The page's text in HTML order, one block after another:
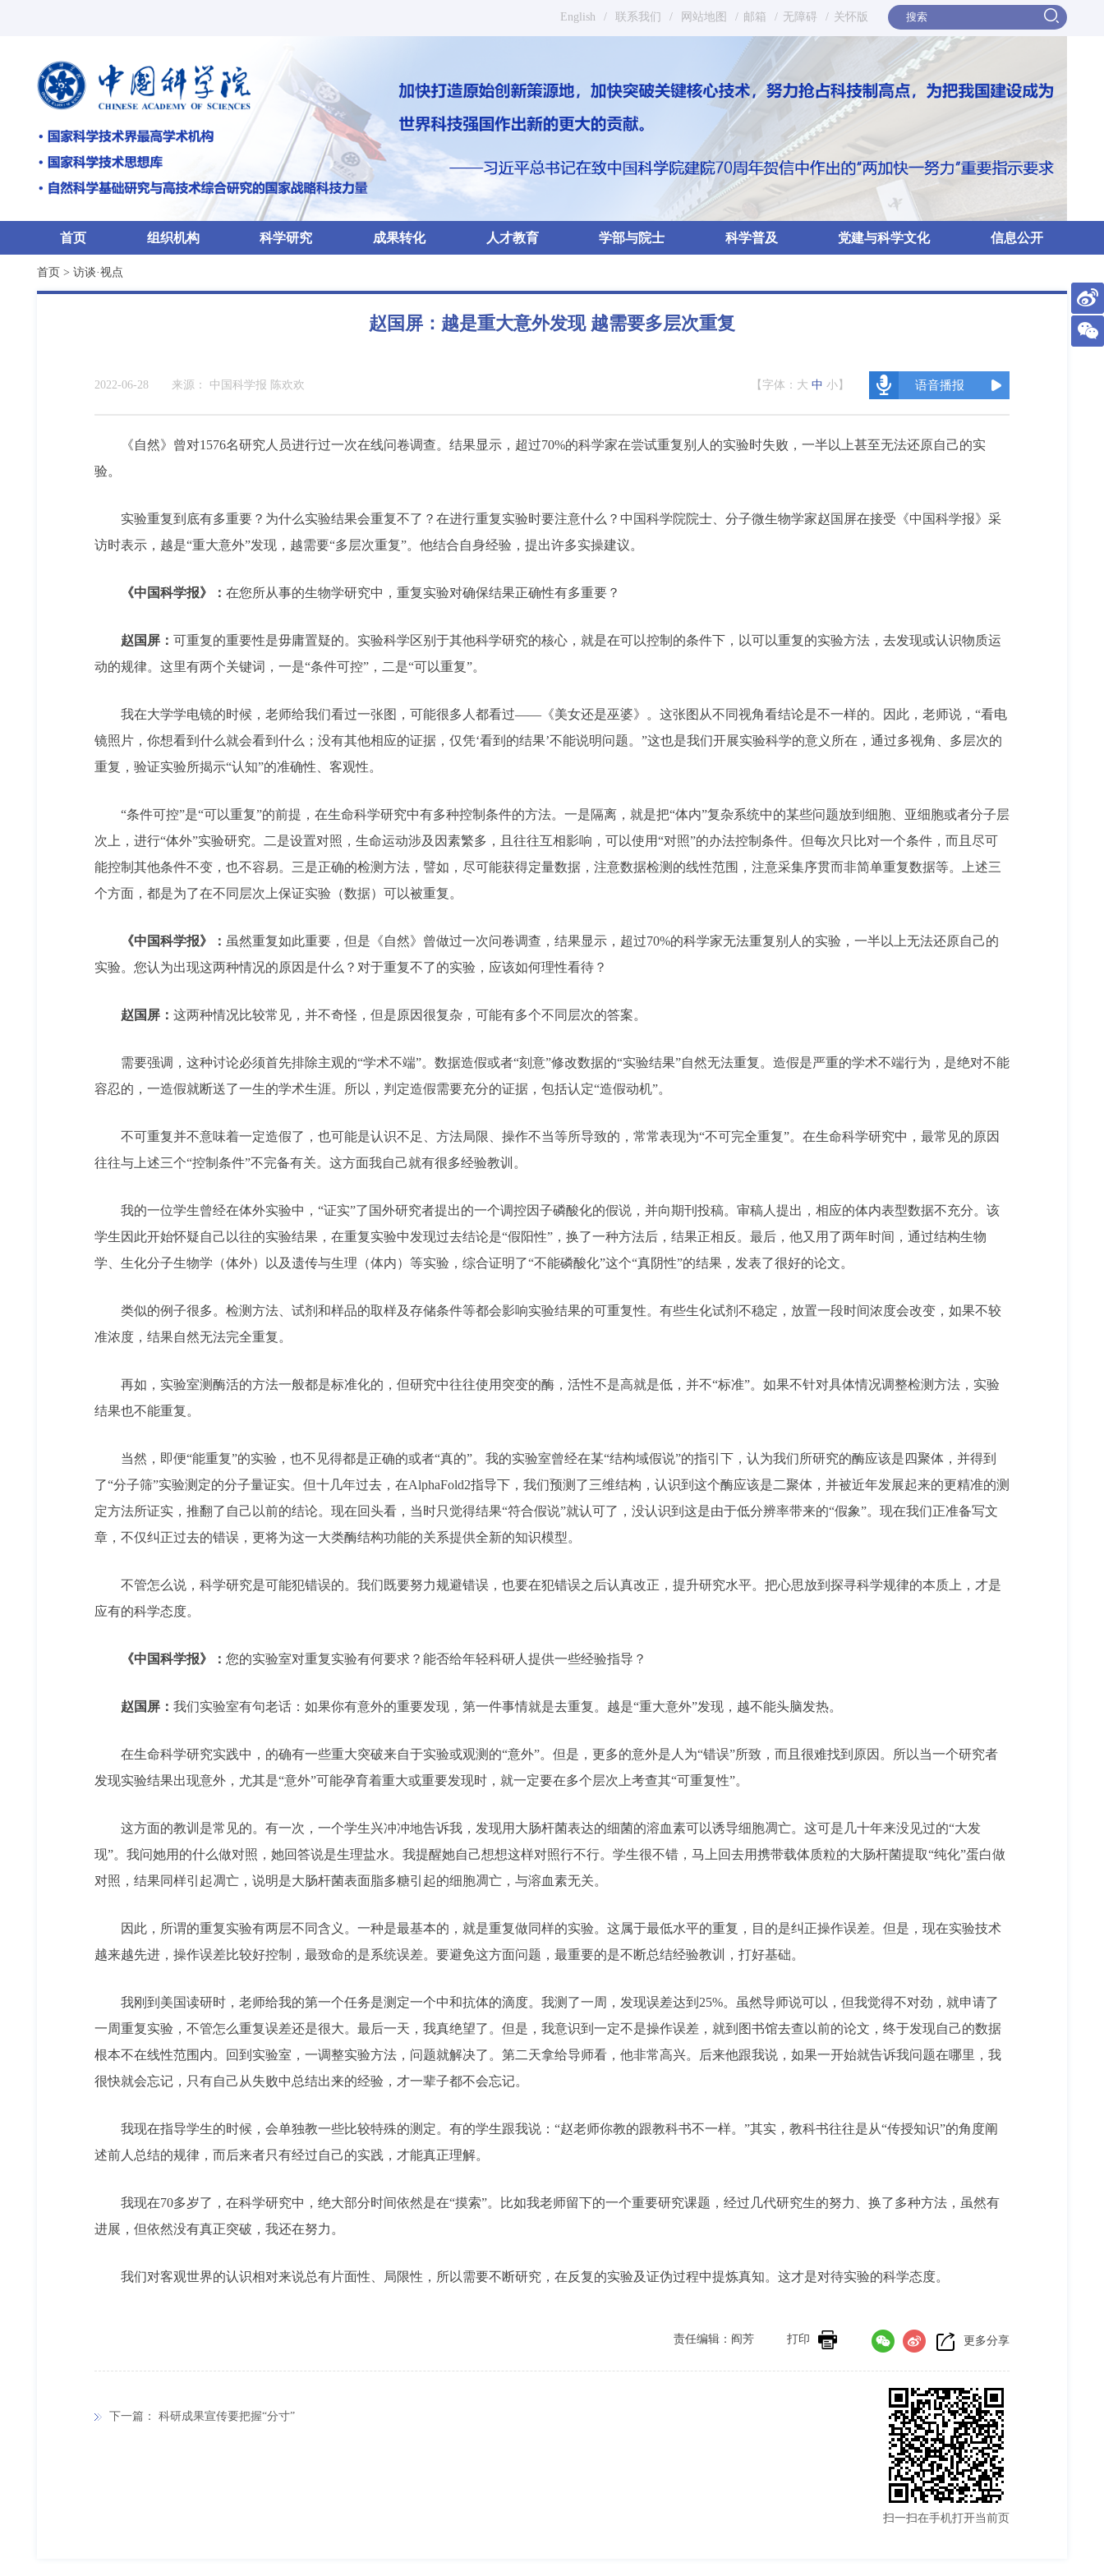
English / 联系我们 / 网站地图 / 邮箱 / 无障碍 / 关怀版
首页 组织机构 科学研究 成果转化 人才教育 学部与院士 科学普及 党建与科学文化 信息公开
首页 > 访谈·视点
赵国屏：越是重大意外发现 越需要多层次重复
2022-06-28 来源： 中国科学报 陈欢欢 【字体： 大 中 小 】 语音播报
《自然》曾对1576名研究人员进行过一次在线问卷调查。结果显示，超过70%的科学家在尝试重复别人的实验时失败，一半以上甚至无法还原自己的实
验。
实验重复到底有多重要？为什么实验结果会重复不了？在进行重复实验时要注意什么？中国科学院院士、分子微生物学家赵国屏在接受《中国科学报》采
访时表示，越是“重大意外”发现，越需要“多层次重复”。他结合自身经验，提出许多实操建议。
《中国科学报》： 在您所从事的生物学研究中，重复实验对确保结果正确性有多重要？
赵国屏： 可重复的重要性是毋庸置疑的。实验科学区别于其他科学研究的核心，就是在可以控制的条件下，以可以重复的实验方法，去发现或认识物质运
动的规律。这里有两个关键词，一是“条件可控”，二是“可以重复”。
我在大学学电镜的时候，老师给我们看过一张图，可能很多人都看过——《美女还是巫婆》。这张图从不同视角看结论是不一样的。因此，老师说，“看电
镜照片，你想看到什么就会看到什么；没有其他相应的证据，仅凭‘看到的结果’不能说明问题。”这也是我们开展实验科学的意义所在，通过多视角、多层次的
重复，验证实验所揭示“认知”的准确性、客观性。
“条件可控”是“可以重复”的前提，在生命科学研究中有多种控制条件的方法。一是隔离，就是把“体内”复杂系统中的某些问题放到细胞、亚细胞或者分子层
次上，进行“体外”实验研究。二是设置对照，生命运动涉及因素繁多，且往往互相影响，可以使用“对照”的办法控制条件。但每次只比对一个条件，而且尽可
能控制其他条件不变，也不容易。三是正确的检测方法，譬如，尽可能获得定量数据，注意数据检测的线性范围，注意采集序贯而非简单重复数据等。上述三
个方面，都是为了在不同层次上保证实验（数据）可以被重复。
《中国科学报》： 虽然重复如此重要，但是《自然》曾做过一次问卷调查，结果显示，超过70%的科学家无法重复别人的实验，一半以上无法还原自己的
实验。您认为出现这两种情况的原因是什么？对于重复不了的实验，应该如何理性看待？
赵国屏： 这两种情况比较常见，并不奇怪，但是原因很复杂，可能有多个不同层次的答案。
需要强调，这种讨论必须首先排除主观的“学术不端”。数据造假或者“刻意”修改数据的“实验结果”自然无法重复。造假是严重的学术不端行为，是绝对不能
容忍的，一造假就断送了一生的学术生涯。所以，判定造假需要充分的证据，包括认定“造假动机”。
不可重复并不意味着一定造假了，也可能是认识不足、方法局限、操作不当等所导致的，常常表现为“不可完全重复”。在生命科学研究中，最常见的原因
往往与上述三个“控制条件”不完备有关。这方面我自己就有很多经验教训。
我的一位学生曾经在体外实验中，“证实”了国外研究者提出的一个调控因子磷酸化的假说，并向期刊投稿。审稿人提出，相应的体内表型数据不充分。该
学生因此开始怀疑自己以往的实验结果，在重复实验中发现过去结论是“假阳性”，换了一种方法后，结果正相反。最后，他又用了两年时间，通过结构生物
学、生化分子生物学（体外）以及遗传与生理（体内）等实验，综合证明了“不能磷酸化”这个“真阴性”的结果，发表了很好的论文。
类似的例子很多。检测方法、试剂和样品的取样及存储条件等都会影响实验结果的可重复性。有些生化试剂不稳定，放置一段时间浓度会改变，如果不较
准浓度，结果自然无法完全重复。
再如，实验室测酶活的方法一般都是标准化的，但研究中往往使用突变的酶，活性不是高就是低，并不“标准”。如果不针对具体情况调整检测方法，实验
结果也不能重复。
当然，即便“能重复”的实验，也不见得都是正确的或者“真的”。我的实验室曾经在某“结构域假说”的指引下，认为我们所研究的酶应该是四聚体，并得到
了“分子筛”实验测定的分子量证实。但十几年过去，在AlphaFold2指导下，我们预测了三维结构，认识到这个酶应该是二聚体，并被近年发展起来的更精准的测
定方法所证实，推翻了自己以前的结论。现在回头看，当时只觉得结果“符合假说”就认可了，没认识到这是由于低分辨率带来的“假象”。现在我们正准备写文
章，不仅纠正过去的错误，更将为这一大类酶结构功能的关系提供全新的知识模型。
不管怎么说，科学研究是可能犯错误的。我们既要努力规避错误，也要在犯错误之后认真改正，提升研究水平。把心思放到探寻科学规律的本质上，才是
应有的科学态度。
《中国科学报》： 您的实验室对重复实验有何要求？能否给年轻科研人提供一些经验指导？
赵国屏： 我们实验室有句老话：如果你有意外的重要发现，第一件事情就是去重复。越是“重大意外”发现，越不能头脑发热。
在生命科学研究实践中，的确有一些重大突破来自于实验或观测的“意外”。但是，更多的意外是人为“错误”所致，而且很难找到原因。所以当一个研究者
发现实验结果出现意外，尤其是“意外”可能孕育着重大或重要发现时，就一定要在多个层次上考查其“可重复性”。
这方面的教训是常见的。有一次，一个学生兴冲冲地告诉我，发现用大肠杆菌表达的细菌的溶血素可以诱导细胞凋亡。这可是几十年来没见过的“大发
现”。我问她用的什么做对照，她回答说是生理盐水。我提醒她自己想想这样对照行不行。学生很不错，马上回去用携带载体质粒的大肠杆菌提取“纯化”蛋白做
对照，结果同样引起凋亡，说明是大肠杆菌表面脂多糖引起的细胞凋亡，与溶血素无关。
因此，所谓的重复实验有两层不同含义。一种是最基本的，就是重复做同样的实验。这属于最低水平的重复，目的是纠正操作误差。但是，现在实验技术
越来越先进，操作误差比较好控制，最致命的是系统误差。要避免这方面问题，最重要的是不断总结经验教训，打好基础。
我刚到美国读研时，老师给我的第一个任务是测定一个中和抗体的滴度。我测了一周，发现误差达到25%。虽然导师说可以，但我觉得不对劲，就申请了
一周重复实验，不管怎么重复误差还是很大。最后一天，我真绝望了。但是，我意识到一定不是操作误差，就到图书馆去查以前的论文，终于发现自己的数据
根本不在线性范围内。回到实验室，一调整实验方法，问题就解决了。第二天拿给导师看，他非常高兴。后来他跟我说，如果一开始就告诉我问题在哪里，我
很快就会忘记，只有自己从失败中总结出来的经验，才一辈子都不会忘记。
我现在指导学生的时候，会单独教一些比较特殊的测定。有的学生跟我说：“赵老师你教的跟教科书不一样。”其实，教科书往往是从“传授知识”的角度阐
述前人总结的规律，而后来者只有经过自己的实践，才能真正理解。
我现在70多岁了，在科学研究中，绝大部分时间依然是在“摸索”。比如我老师留下的一个重要研究课题，经过几代研究生的努力、换了多种方法，虽然有
进展，但依然没有真正突破，我还在努力。
我们对客观世界的认识相对来说总有片面性、局限性，所以需要不断研究，在反复的实验及证伪过程中提炼真知。这才是对待实验的科学态度。
更多分享
打印
责任编辑：阎芳
下一篇： 科研成果宣传要把握“分寸”
扫一扫在手机打开当前页